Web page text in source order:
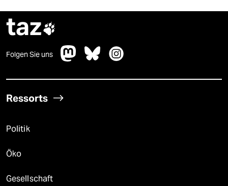
taz
Folgen Sie uns
Ressorts
Politik
Öko
Gesellschaft